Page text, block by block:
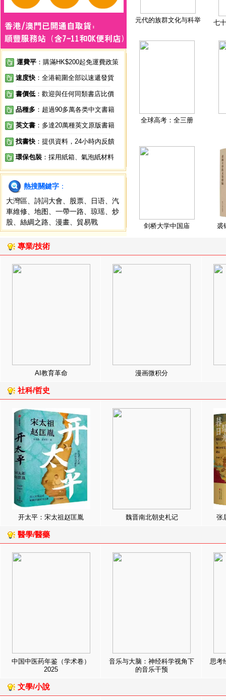
運費平 ：購滿HK$200起免運費政策
速度快 ：全港範圍全部以速遞發貨
書價低 ：歡迎與任何同類書店比價
品種多 ：超過90多萬各类中文書籍
英文書 ：多達20萬種英文原版書籍
找書快 ：提供資料，24小時內反饋
環保包裝 ：採用紙箱、氣泡紙材料
熱搜關鍵字 ：
大灣區
詩詞大會 股票 日语
汽
車維修
地图 一帶一路 琼瑶
炒
股
絲綢之路 漫畫 貿易戰
元代的族群文化与科举 七
全球高考：全三册
剑桥大学中国庙 裘
專業/技術
AI教育革命 漫画微积分
社科/哲史
开太平：宋太祖赵匡胤 魏晋南北朝史札记 张
醫學/醫藥
中国中医药年鉴（学术卷）
2025
音乐与大脑：神经科学视角下
的音乐干预
思考
文學/小說